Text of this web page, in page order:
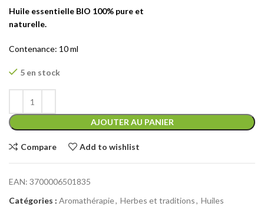
Huile essentielle BIO 100% pure et
naturelle.
Contenance: 10 ml
5 en stock
AJOUTER AU PANIER
Compare Add to wishlist
EAN: 3700006501835
Catégories : Aromathérapie, Herbes et traditions, Huiles